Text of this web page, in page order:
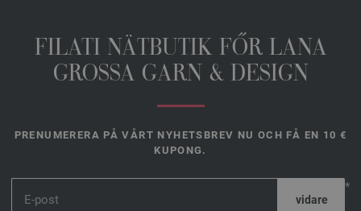
FILATI NÄTBUTIK FŐR LANA
GROSSA GARN & DESIGN
PRENUMERERA PÅ VÅRT NYHETSBREV NU OCH FÅ EN 10 €
KUPONG.
*